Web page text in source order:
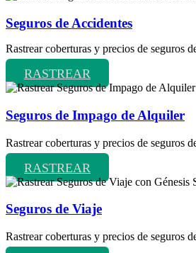
Seguros de Accidentes
Rastrear coberturas y precios de seguros
RASTREAR
Seguros de Impago de Alquiler
Rastrear coberturas y precios de seguros
RASTREAR
Seguros de Viaje
Rastrear coberturas y precios de seguros